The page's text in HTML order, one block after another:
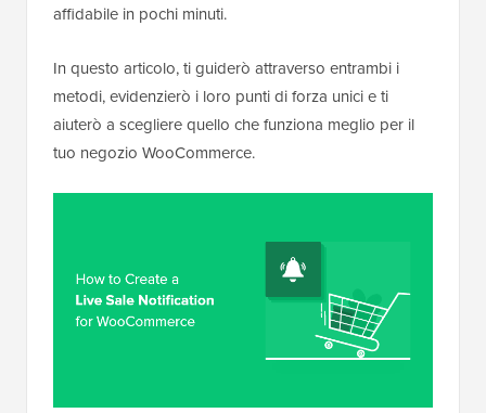
affidabile in pochi minuti.
In questo articolo, ti guiderò attraverso entrambi i
metodi, evidenzierò i loro punti di forza unici e ti
aiuterò a scegliere quello che funziona meglio per il
tuo negozio WooCommerce.